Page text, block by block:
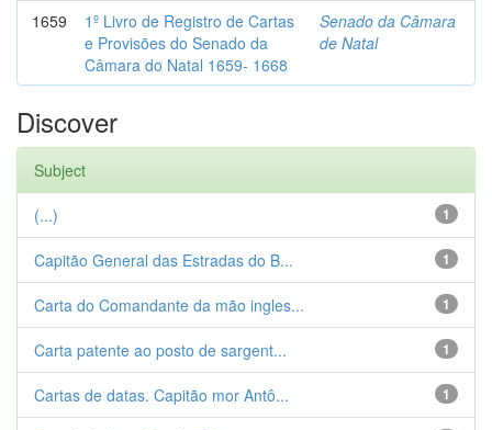
1659
1º Livro de Registro de Cartas
e Provisões do Senado da
Câmara do Natal 1659- 1668
Senado da Câmara
de Natal
Discover
Subject
1
(...)
1
Capitão General das Estradas do B...
1
Carta do Comandante da mão ingles...
1
Carta patente ao posto de sargent...
1
Cartas de datas. Capitão mor Antô...